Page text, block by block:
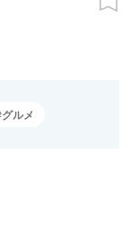
グルメ